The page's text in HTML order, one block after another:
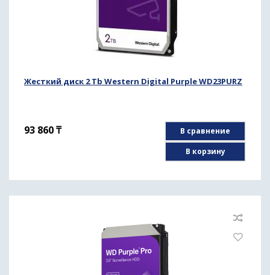
Жесткий диск 2 Tb Western Digital Purple WD23PURZ
93 860₸
В сравнение
В корзину